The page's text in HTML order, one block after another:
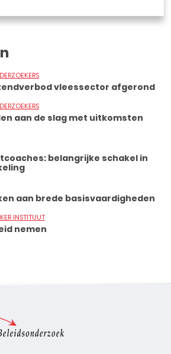
vleessector afgerond
aan de slag met uitkomsten
belangrijke schakel in
aan brede basisvaardigheden
INSTITUUT
nemen